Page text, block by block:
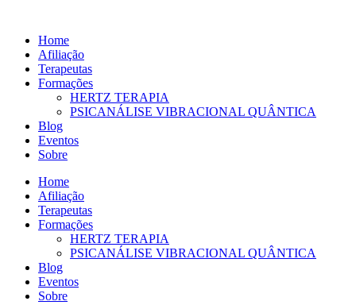
conteúdo
Home
Afiliação
Terapeutas
Formações
HERTZ TERAPIA
PSICANÁLISE VIBRACIONAL QUÂNTICA
Blog
Eventos
Sobre
Home
Afiliação
Terapeutas
Formações
HERTZ TERAPIA
PSICANÁLISE VIBRACIONAL QUÂNTICA
Blog
Eventos
Sobre